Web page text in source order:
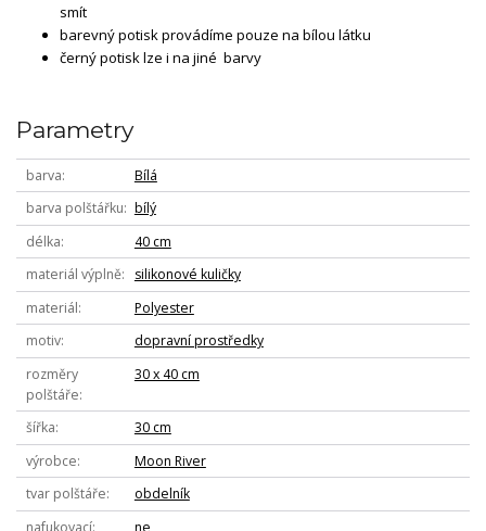
smít
barevný potisk provádíme pouze na bílou látku
černý potisk lze i na jiné barvy
Parametry
barva
Bílá
barva polštářku
bílý
délka
40 cm
materiál výplně
silikonové kuličky
materiál
Polyester
motiv
dopravní prostředky
rozměry
polštáře
30 x 40 cm
šířka
30 cm
výrobce
Moon River
tvar polštáře
obdelník
nafukovací
ne